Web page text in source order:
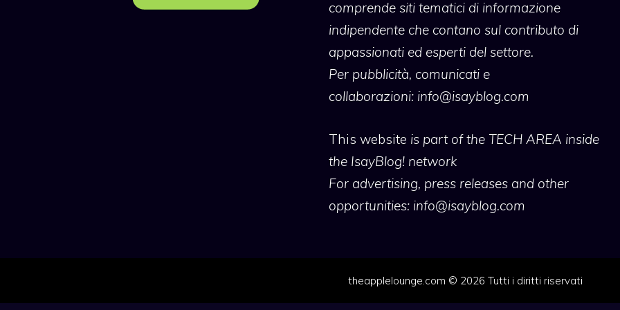
comprende siti tematici di informazione
indipendente che contano sul contributo di
appassionati ed esperti del settore.
Per pubblicità, comunicati e
collaborazioni: info@isayblog.com
This website is part of the TECH AREA inside
the IsayBlog! network
For advertising, press releases and other
opportunities: info@isayblog.com
theapplelounge.com © 2026 Tutti i diritti riservati